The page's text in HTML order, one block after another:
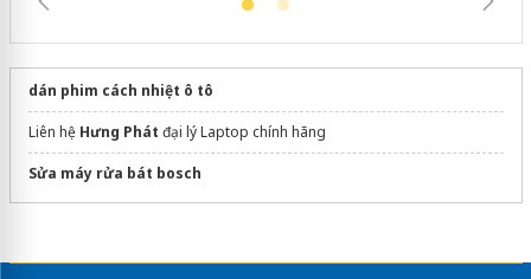
dán phim cách nhiệt ô tô
Liên hệ Hưng Phát đại lý Laptop chính hãng
Sửa máy rửa bát bosch